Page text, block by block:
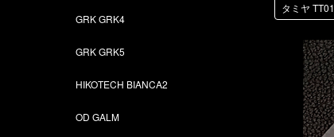
GRK GRK4
GRK GRK5
HIKOTECH BIANCA2
OD GALM
タミヤ TT01